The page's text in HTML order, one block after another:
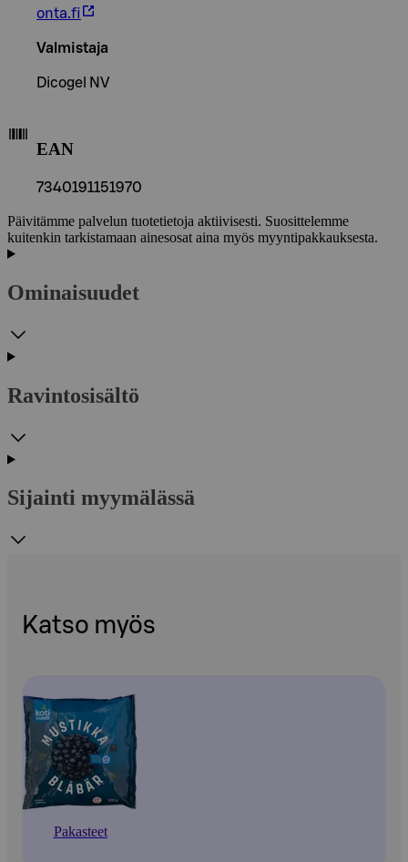
onta.fi
Valmistaja
Dicogel NV
EAN
7340191151970
Päivitämme palvelun tuotetietoja aktiivisesti. Suosittelemme
kuitenkin tarkistamaan ainesosat aina myös myyntipakkauksesta.
Ominaisuudet
Ravintosisältö
Sijainti myymälässä
Katso myös
Pakasteet